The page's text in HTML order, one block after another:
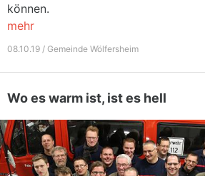
können.
mehr
08.10.19 / Gemeinde Wölfersheim
Wo es warm ist, ist es hell